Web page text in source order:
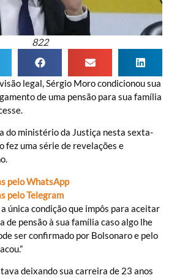
822
legal, Sérgio Moro condicionou sua
de uma pensão para sua família
do ministério da Justiça nesta sexta-
fez uma série de revelações e
pelo WhatsApp
pelo Telegram
única condição que impôs para aceitar
de pensão à sua família caso algo lhe
ser confirmado por Bolsonaro e pelo
deixando sua carreira de 23 anos